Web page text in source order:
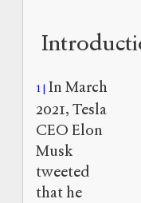
1 In March
2021, Tesla
CEO Elon
Musk
tweeted
that he